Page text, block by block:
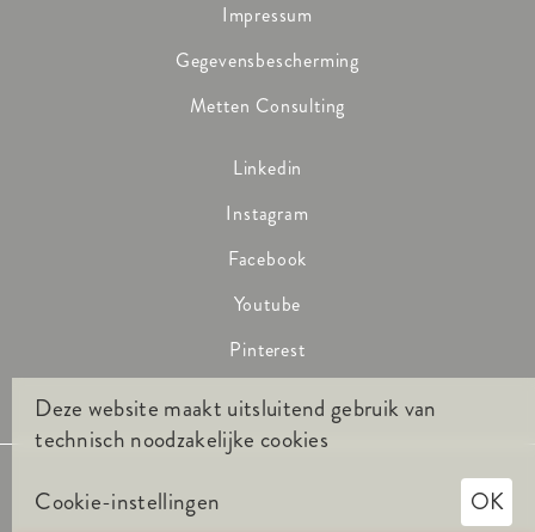
Impressum
Gegevensbescherming
Metten Consulting
Linkedin
Instagram
Facebook
Youtube
Pinterest
Deze website maakt uitsluitend gebruik van
technisch noodzakelijke cookies
Cookie-instellingen
OK